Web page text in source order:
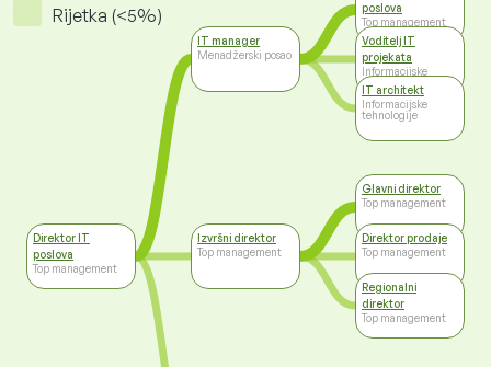
Rijetka (<5%)
Direktor IT
poslova
Top management
IT manager
Menadžerski posao
Izvršni direktor
Top management
poslova
Top management
Voditelj IT
projekata
Informacijske
tehnologije
IT architekt
Informacijske
tehnologije
Glavni direktor
Top management
Direktor prodaje
Top management
Regionalni
direktor
Top management